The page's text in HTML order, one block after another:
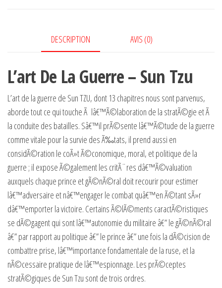
DESCRIPTION AVIS (0)
L’art De La Guerre – Sun Tzu
L’art de la guerre de Sun TZU, dont 13 chapitres nous sont parvenus,
aborde tout ce qui touche Ã lâ€™Ã©laboration de la stratÃ©gie et Ã
la conduite des batailles. Sâ€™il prÃ©sente lâ€™Ã©tude de la guerre
comme vitale pour la survie des Ã‰tats, il prend aussi en
considÃ©ration le coÃ»t Ã©conomique, moral, et politique de la
guerre ; il expose Ã©galement les critÃ¨res dâ€™Ã©valuation
auxquels chaque prince et gÃ©nÃ©ral doit recourir pour estimer
lâ€™adversaire et nâ€™engager le combat quâ€™en Ã©tant sÃ»r
dâ€™emporter la victoire. Certains Ã©lÃ©ments caractÃ©ristiques
se dÃ©gagent qui sont lâ€™autonomie du militaire â€” le gÃ©nÃ©ral
â€” par rapport au politique â€” le prince â€” une fois la dÃ©cision de
combattre prise, lâ€™importance fondamentale de la ruse, et la
nÃ©cessaire pratique de lâ€™espionnage. Les prÃ©ceptes
stratÃ©giques de Sun Tzu sont de trois ordres.